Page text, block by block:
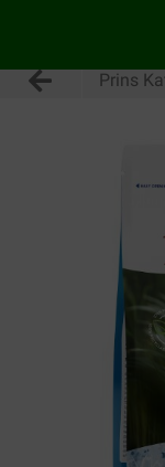
Prins